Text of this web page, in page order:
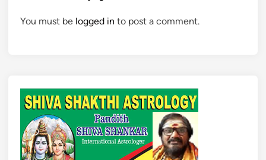
You must be logged in to post a comment.